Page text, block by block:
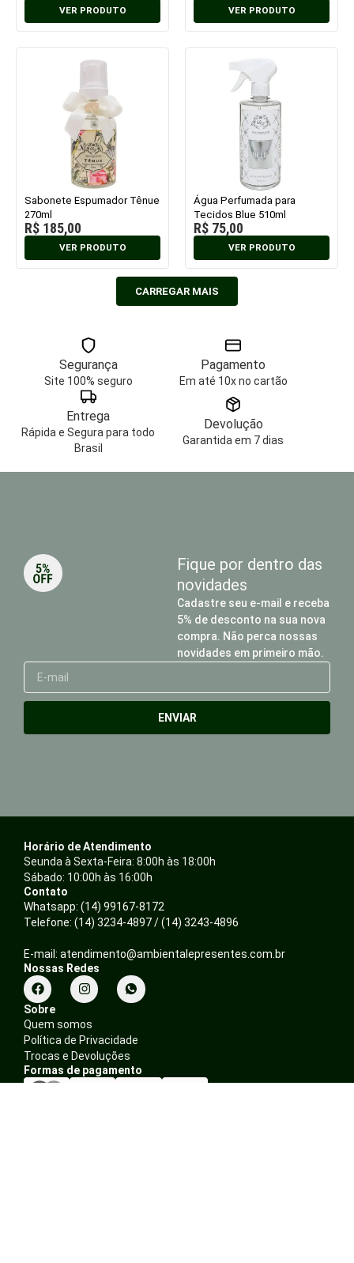
VER PRODUTO VER PRODUTO
Sabonete Espumador Tênue
270ml
R$ 185,00
VER PRODUTO
Água Perfumada para
Tecidos Blue 510ml
R$ 75,00
VER PRODUTO
CARREGAR MAIS
Segurança
Site 100% seguro
Pagamento
Em até 10x no cartão
Entrega
Rápida e Segura para todo
Brasil
Devolução
Garantida em 7 dias
Fique por dentro das
novidades
Cadastre seu e-mail e receba
5% de desconto na sua nova
compra. Não perca nossas
novidades em primeiro mão.
mail
ENVIAR
Horário de Atendimento
Seunda à Sexta-Feira: 8:00h às 18:00h
Sábado: 10:00h às 16:00h
Contato
Whatsapp: (14) 99167-8172
Telefone: (14) 3234-4897 / (14) 3243-4896
E-mail: atendimento@ambientalepresentes.com.br
Nossas Redes
F
a
c
e
b
o
o
k
I
n
s
a
g
r
a
m
Sobre
Quem somos
Política de Privacidade
Trocas e Devoluções
Formas de pagamento